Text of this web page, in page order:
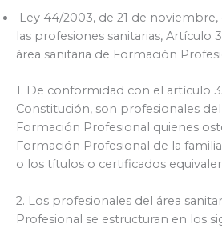
Ley 44/2003, de 21 de
las profesiones sanitarias, Artículo
área sanitaria de Formación
1. De conformidad con el artículo
Constitución, son profesionales
Formación Profesional quienes
Formación Profesional de la
o los títulos o certificados
2. Los profesionales del área
Profesional se estructuran en los